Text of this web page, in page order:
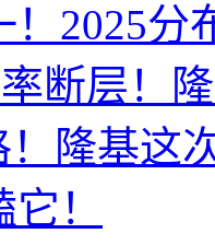
！2025分
断层！
！隆基这
！